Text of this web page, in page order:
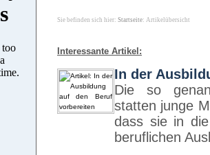
Sie befinden sich hier: Startseite: Artikelübersicht
Interessante Artikel:
In der
Die so
statten junge
dass sie in
beruflichen